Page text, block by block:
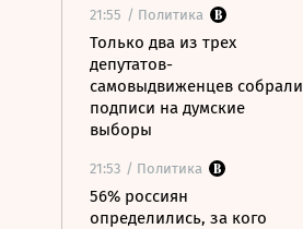
21:55 / Политика
Только два из трех
депутатов-
самовыдвиженцев собрали
подписи на думские
выборы
21:53 / Политика
56% россиян
определились, за кого